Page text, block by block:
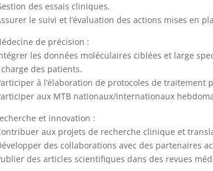
des essais cliniques.
le suivi et l’évaluation des actions mises en
de précision :
les données moléculaires ciblées et large
des patients.
à l’élaboration de protocoles de traitement
aux MTB nationaux/internationaux
et innovation :
aux projets de recherche clinique et
des collaborations avec des partenaires
des articles scientifiques dans des revues